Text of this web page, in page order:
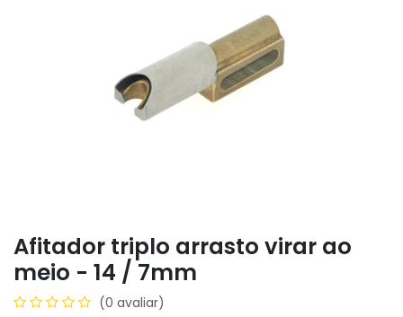
Afitador triplo arrasto virar ao
meio - 14 / 7mm
(0 avaliar)